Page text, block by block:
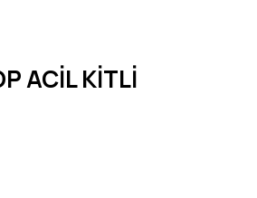
ACİL KİTLİ